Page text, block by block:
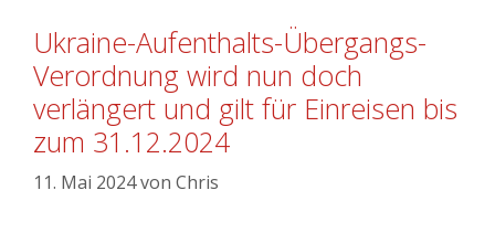
Ukraine-Aufenthalts-Übergangs-
Verordnung wird nun doch
verlängert und gilt für Einreisen bis
zum 31.12.2024
11. Mai 2024von Chris